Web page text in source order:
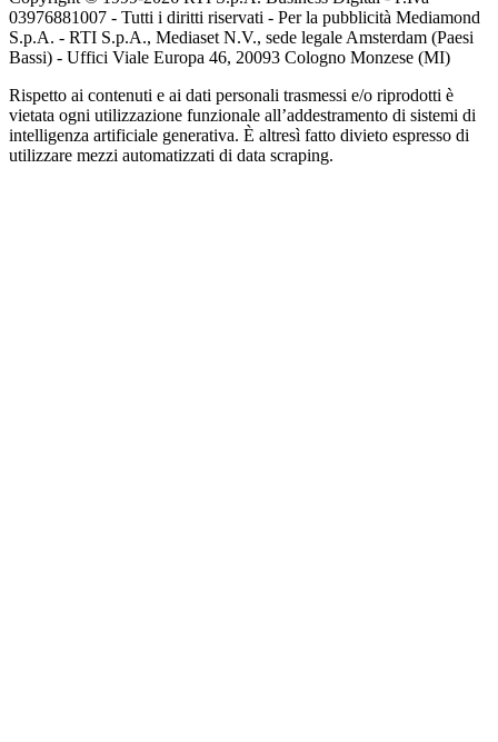
03976881007 - Tutti i diritti riservati - Per la pubblicità Mediamond
S.p.A. - RTI S.p.A., Mediaset N.V., sede legale Amsterdam (Paesi
Bassi) - Uffici Viale Europa 46, 20093 Cologno Monzese (MI)
Rispetto ai contenuti e ai dati personali trasmessi e/o riprodotti è
vietata ogni utilizzazione funzionale all’addestramento di sistemi di
intelligenza artificiale generativa. È altresì fatto divieto espresso di
utilizzare mezzi automatizzati di data scraping.